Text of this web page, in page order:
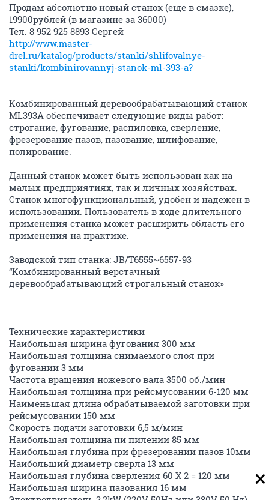
Продам абсолютно новый станок (еще в смазке),
19900рублей (в магазине за 36000)
Тел. 8 952 925 8893 Сергей
http://www.master-
drel.ru/katalog/products/stanki/shlifovalnye-
stanki/kombinirovannyj-stanok-ml-393-a?
Комбинированный деревообрабатывающий станок
ML393A обеспечивает следующие виды работ:
строгание, фугование, распиловка, сверление,
фрезерование пазов, пазование, шлифование,
полирование.
Данный станок может быть использован как на
малых предприятиях, так и личных хозяйствах.
Станок многофункциональный, удобен и надежен в
использовании. Пользователь в ходе длительного
применения станка может расширить область его
применения на практике.
Заводской тип станка: JB/T6555~6557-93
“Комбинированный верстачный
деревообрабатывающий строгальный станок»
Технические характеристики
Наибольшая ширина фугования 300 мм
Наибольшая толщина снимаемого слоя при
фуговании 3 мм
Частота вращения ножевого вала 3500 об./мин
Наибольшая толщина при рейсмусовании 6-120 мм
Наименьшая длина обрабатываемой заготовки при
рейсмусовании 150 мм
Скорость подачи заготовки 6,5 м/мин
Наибольшая толщина пи пилении 85 мм
Наибольшая глубина при фрезеровании пазов 10мм
Наибольший диаметр сверла 13 мм
Наибольшая глубина сверления 60 Х 2 = 120 мм
Наибольшая ширина пазования 16 мм